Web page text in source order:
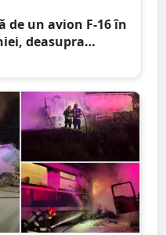
de un avion F-16 în
deasupra